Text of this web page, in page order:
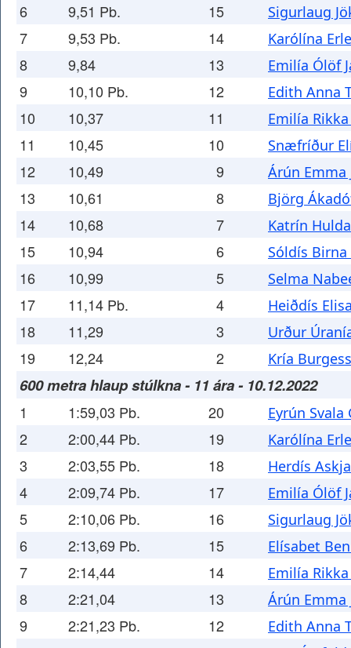
6 9,51 Pb. 15 Sigurlaug
7 9,53 Pb. 14 Karólína
8 9,84 13 Emilía Ólöf
9 10,10 Pb. 12 Edith Anna
10 10,37 11 Emilía
11 10,45 10 Snæfríður
12 10,49 9 Árún
13 10,61 8 Björg
14 10,68 7 Katrín
15 10,94 6 Sóldís
16 10,99 5 Selma
17 11,14 Pb. 4 Heiðdís
18 11,29 3 Urður
19 12,24 2 Kría Burgess
600 metra hlaup stúlkna - 11 ára - 10.12.2022
1 1:59,03 Pb. 20 Eyrún
2 2:00,44 Pb. 19 Karólína
3 2:03,55 Pb. 18 Herdís
4 2:09,74 Pb. 17 Emilía Ólöf
5 2:10,06 Pb. 16 Sigurlaug
6 2:13,69 Pb. 15 Elísabet
7 2:14,44 14 Emilía
8 2:21,04 13 Árún
9 2:21,23 Pb. 12 Edith Anna